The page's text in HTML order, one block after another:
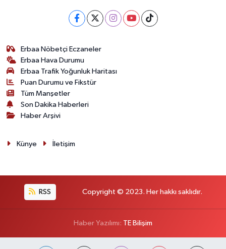
Erbaa Nöbetçi Eczaneler
Erbaa Hava Durumu
Erbaa Trafik Yoğunluk Haritası
Puan Durumu ve Fikstür
Tüm Manşetler
Son Dakika Haberleri
Haber Arşivi
Künye İletişim
RSS Copyright © 2023. Her hakkı saklıdır.
Haber Yazılımı: TE Bilişim